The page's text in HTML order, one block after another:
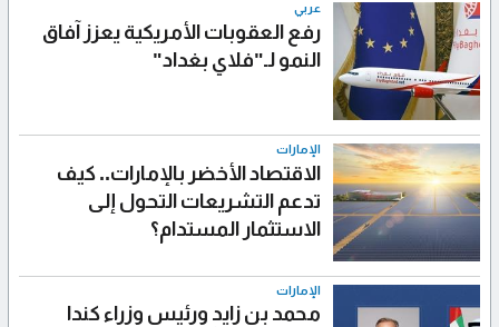
عربي
رفع العقوبات الأمريكية يعزز آفاق
النمو لـ"فلاي بغداد"
الإمارات
الاقتصاد الأخضر بالإمارات.. كيف
تدعم التشريعات التحول إلى
الاستثمار المستدام؟
الإمارات
محمد بن زايد ورئيس وزراء كندا